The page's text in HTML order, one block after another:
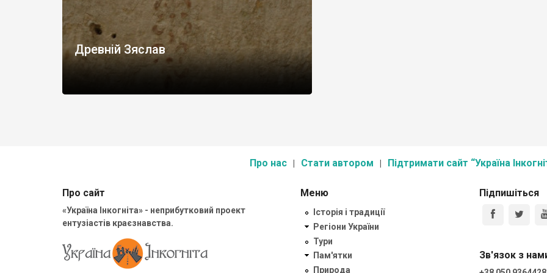
Древній Зяслав
Про нас Стати автором Підтримати сайт “Україна
Про сайт
«Україна Інкогніта» - неприбутковий проект
ентузіастів краєзнавства.
Меню
Історія і традиції
Регіони України
Тури
Пам'ятки
Природа
Підпишіться
Зв'язок з